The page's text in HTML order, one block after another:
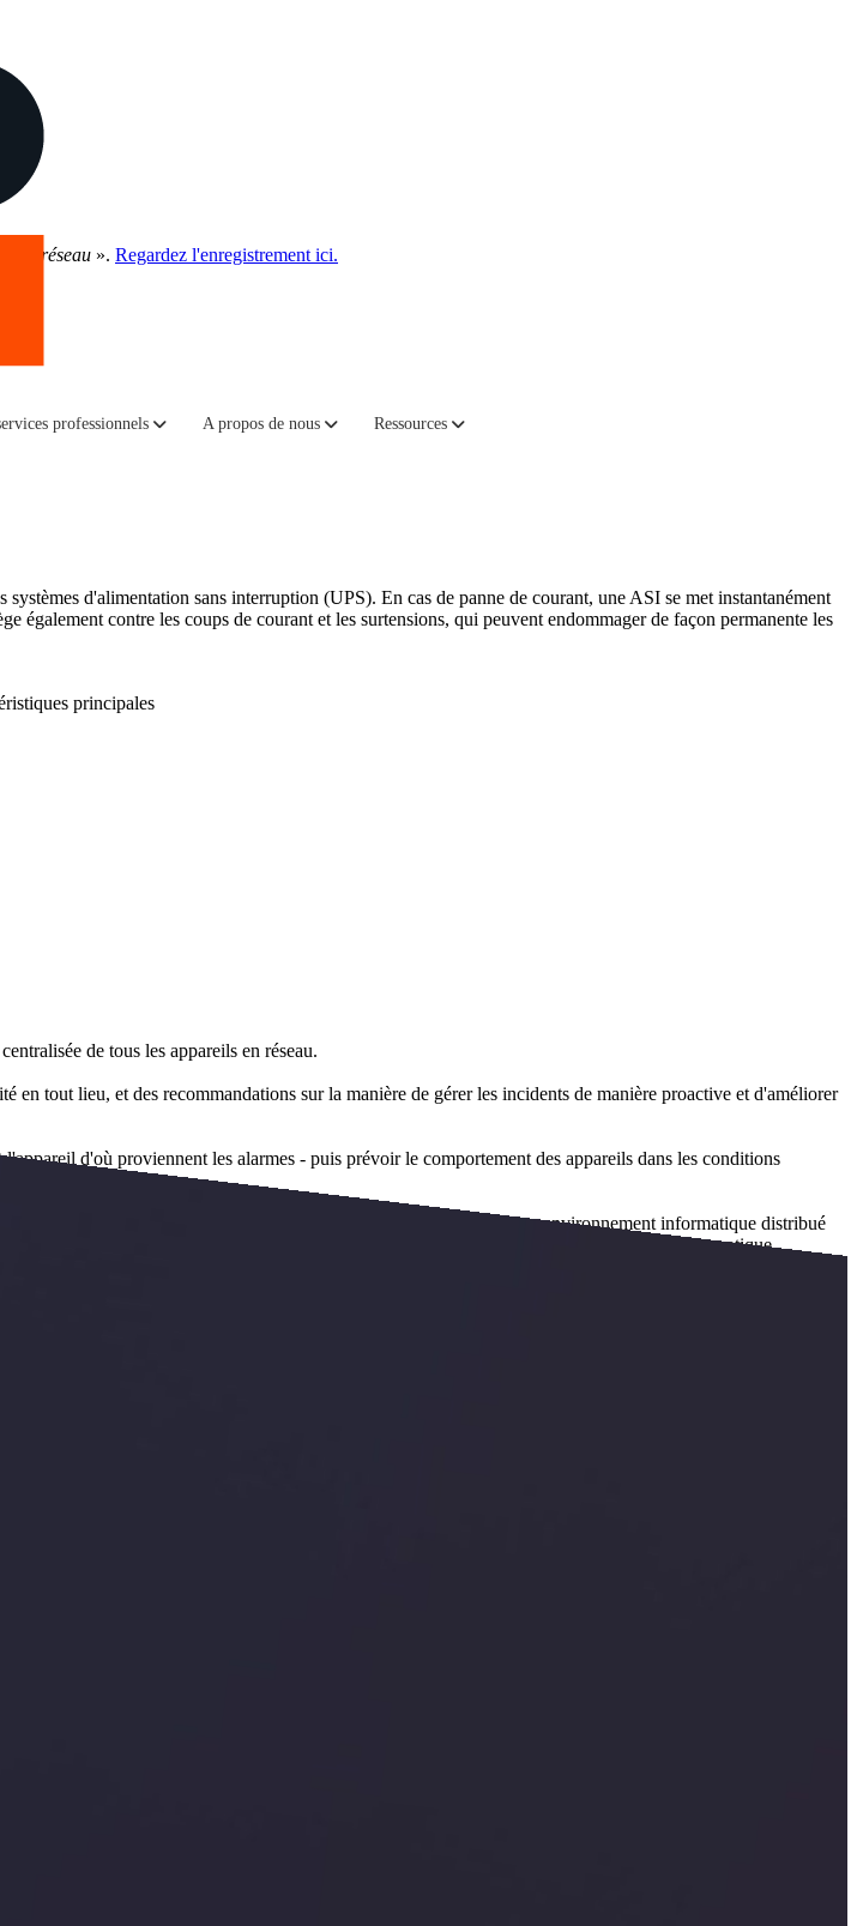
professionnels A propos de nous Ressources
du réseau ». Regardez l'enregistrement ici.
d'alimentation sans interruption (UPS). En cas de panne de courant, une ASI se met instantanément
contre les coups de courant et les surtensions, qui peuvent endommager de façon permanente les
principales
de tous les appareils en réseau.
tout lieu, et des recommandations sur la manière de gérer les incidents de manière proactive et d'améliorer
d'où proviennent les alarmes - puis prévoir le comportement des appareils dans les conditions
et collecte les données de tous vos appareils connectés dans votre environnement informatique distribué
informations puissantes rendues possibles par l'analyse des big data et l'apprentissage automatique.